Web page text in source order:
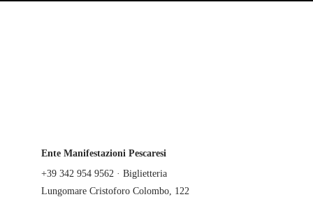
Ente Manifestazioni Pescaresi
+39 342 954 9562 · Biglietteria
Lungomare Cristoforo Colombo, 122